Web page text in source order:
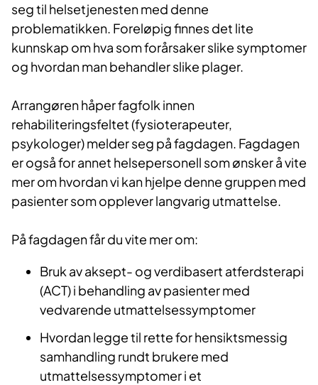
seg til helsetjenesten med denne
problematikken. Foreløpig finnes det lite
kunnskap om hva som forårsaker slike symptomer
og hvordan man behandler slike plager.
Arrangøren håper fagfolk innen
rehabiliteringsfeltet (fysioterapeuter,
psykologer) melder seg på fagdagen. Fagdagen
er også for annet helsepersonell som ønsker å vite
mer om hvordan vi kan hjelpe denne gruppen med
pasienter som opplever langvarig utmattelse.
På fagdagen får du vite mer om:
Bruk av aksept- og verdibasert atferdsterapi
(ACT) i behandling av pasienter med
vedvarende utmattelsessymptomer
Hvordan legge til rette for hensiktsmessig
samhandling rundt brukere med
utmattelsessymptomer i et